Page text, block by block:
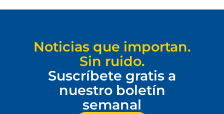
Noticias que importan.
Sin ruido.
Suscríbete gratis a
nuestro boletín
semanal